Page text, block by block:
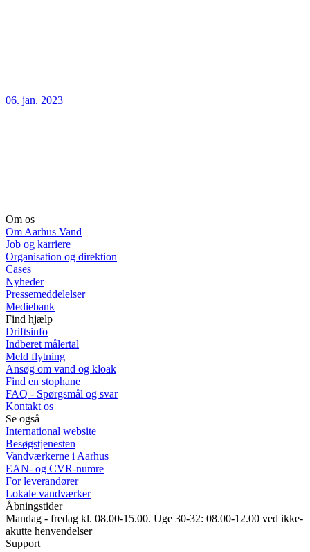
06. jan. 2023
Om os
Om Aarhus Vand
Job og karriere
Organisation og direktion
Cases
Nyheder
Pressemeddelelser
Mediebank
Find hjælp
Driftsinfo
Indberet målertal
Meld flytning
Ansøg om vand og kloak
Find en stophane
FAQ - Spørgsmål og svar
Kontakt os
Se også
International website
Besøgstjenesten
Vandværkerne i Aarhus
EAN- og CVR-numre
For leverandører
Lokale vandværker
Åbningstider
Mandag - fredag kl. 08.00-15.00. Uge 30-32: 08.00-12.00 ved ikke-
akutte henvendelser
Support